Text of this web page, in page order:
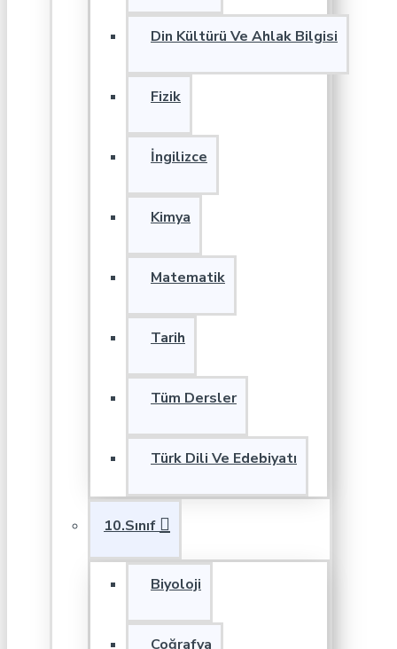
Din Kültürü Ve Ahlak Bilgisi
Fizik
İngilizce
Kimya
Matematik
Tarih
Tüm Dersler
Türk Dili Ve Edebiyatı
10.Sınıf
Biyoloji
Coğrafya